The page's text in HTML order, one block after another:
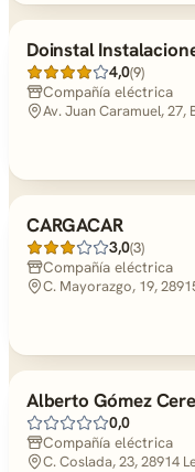
Doinstal
4,0(9)
Compañía eléctrica
Av. Juan Caramuel, 27,
CARGACAR
3,0(3)
Compañía eléctrica
C. Mayorazgo, 19,
Alberto Gómez
0,0
Compañía eléctrica
C. Coslada, 23, 28914